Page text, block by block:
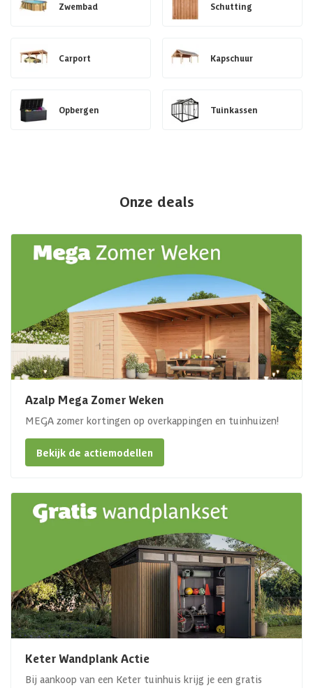
Zwembad Schutting
Carport Kapschuur
Opbergen Tuinkassen
Onze deals
Azalp Mega Zomer Weken
MEGA zomer kortingen op overkappingen en tuinhuizen!
Bekijk de actiemodellen
Keter Wandplank Actie
Bij aankoop van een Keter tuinhuis krijg je een gratis